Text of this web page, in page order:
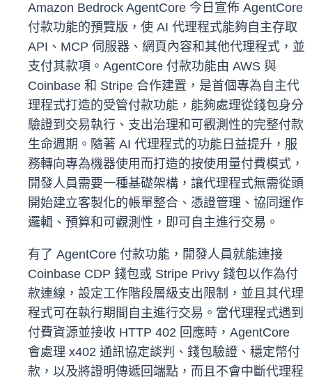
Amazon Bedrock AgentCore 今日宣佈 AgentCore
付款功能的預覽版，使 AI 代理程式能夠自主存取
API、MCP 伺服器、網頁內容和其他代理程式，並
支付其款項。AgentCore 付款功能由 AWS 與
Coinbase 和 Stripe 合作建置，是首個專為自主代
理程式打造的受管付款功能，能夠處理從錢包身分
驗證到交易執行、支出治理和可觀測性的完整付款
生命週期。隨著 AI 代理程式的功能日益提升，服
務轉向專為機器使用而打造的按使用量付費模式，
開發人員需要一種基礎架構，讓代理程式無需從頭
開始建立客製化的帳單整合、憑證管理、協同運作
邏輯、預算和可觀測性，即可自主進行交易。
有了 AgentCore 付款功能，開發人員就能連接
Coinbase CDP 錢包或 Stripe Privy 錢包以作為付
款連線，設定工作階段層級支出限制，並且其代理
程式可在執行期間自主進行交易。當代理程式遇到
付費資源並接收 HTTP 402 回應時，AgentCore
會處理 x402 通訊協定談判、錢包驗證、穩定幣付
款，以及將證明傳遞回端點，而且不會中斷代理程